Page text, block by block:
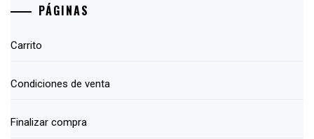
PÁGINAS
Carrito
Condiciones de venta
Finalizar compra